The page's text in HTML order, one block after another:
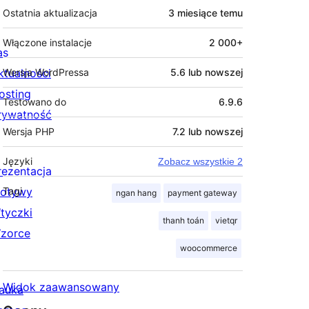
Ostatnia aktualizacja 3 miesiące temu
Włączone instalacje 2 000+
Wersja WordPressa 5.6 lub nowszej
Testowano do 6.9.6
Wersja PHP 7.2 lub nowszej
Języki Zobacz wszystkie 2
Tagi ngan hang payment gateway
thanh toán vietqr
woocommerce
Widok zaawansowany